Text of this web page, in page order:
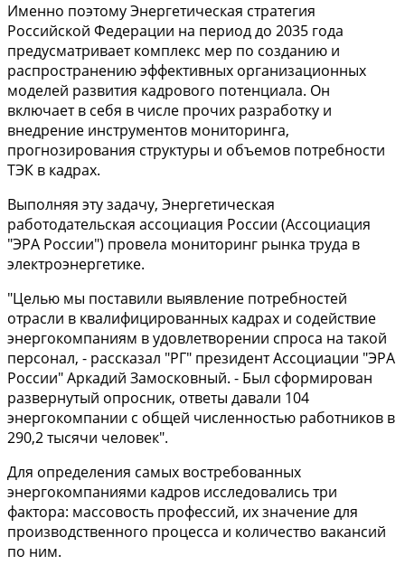
Именно поэтому Энергетическая стратегия
Российской Федерации на период до 2035 года
предусматривает комплекс мер по созданию и
распространению эффективных организационных
моделей развития кадрового потенциала. Он
включает в себя в числе прочих разработку и
внедрение инструментов мониторинга,
прогнозирования структуры и объемов потребности
ТЭК в кадрах.
Выполняя эту задачу, Энергетическая
работодательская ассоциация России (Ассоциация
"ЭРА России") провела мониторинг рынка труда в
электроэнергетике.
"Целью мы поставили выявление потребностей
отрасли в квалифицированных кадрах и содействие
энергокомпаниям в удовлетворении спроса на такой
персонал, - рассказал "РГ" президент Ассоциации "ЭРА
России" Аркадий Замосковный. - Был сформирован
развернутый опросник, ответы давали 104
энергокомпании с общей численностью работников в
290,2 тысячи человек".
Для определения самых востребованных
энергокомпаниями кадров исследовались три
фактора: массовость профессий, их значение для
производственного процесса и количество вакансий
по ним.